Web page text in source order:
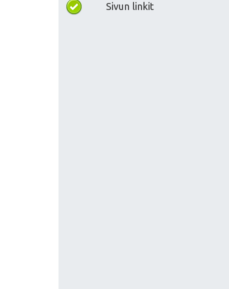
Sivun linkit